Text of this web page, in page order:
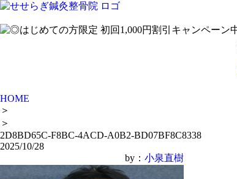
HOME
＞
＞
2D8BD65C-F8BC-4ACD-A0B2-BD07BF8C8338
2025/10/28
by： 小泉直樹